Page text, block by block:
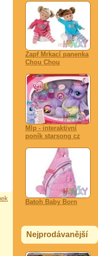
Zapf Mrkací panenka
Chou Chou
Mlp - interaktivní
poník starsong cz
Batoh Baby Born
Nejprodávanější